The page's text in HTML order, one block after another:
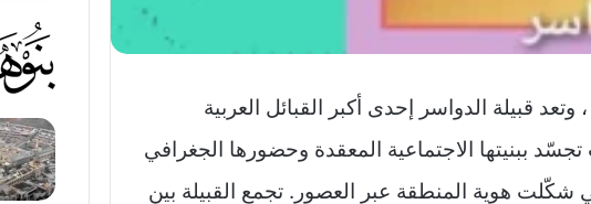
قبيلة الدواسر إحدى أكبر القبائل العربية
ببنيتها الاجتماعية المعقدة وحضورها الجغرافي
شكّلت هوية المنطقة عبر العصور. تجمع القبيلة بين